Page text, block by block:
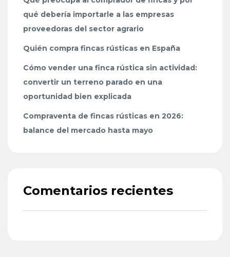
qué debería importarle a las empresas
proveedoras del sector agrario
Quién compra fincas rústicas en España
Cómo vender una finca rústica sin actividad:
convertir un terreno parado en una
oportunidad bien explicada
Compraventa de fincas rústicas en 2026:
balance del mercado hasta mayo
Comentarios recientes